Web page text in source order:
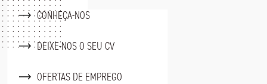
CONHEÇA-NOS
DEIXE-NOS O SEU CV
OFERTAS DE EMPREGO